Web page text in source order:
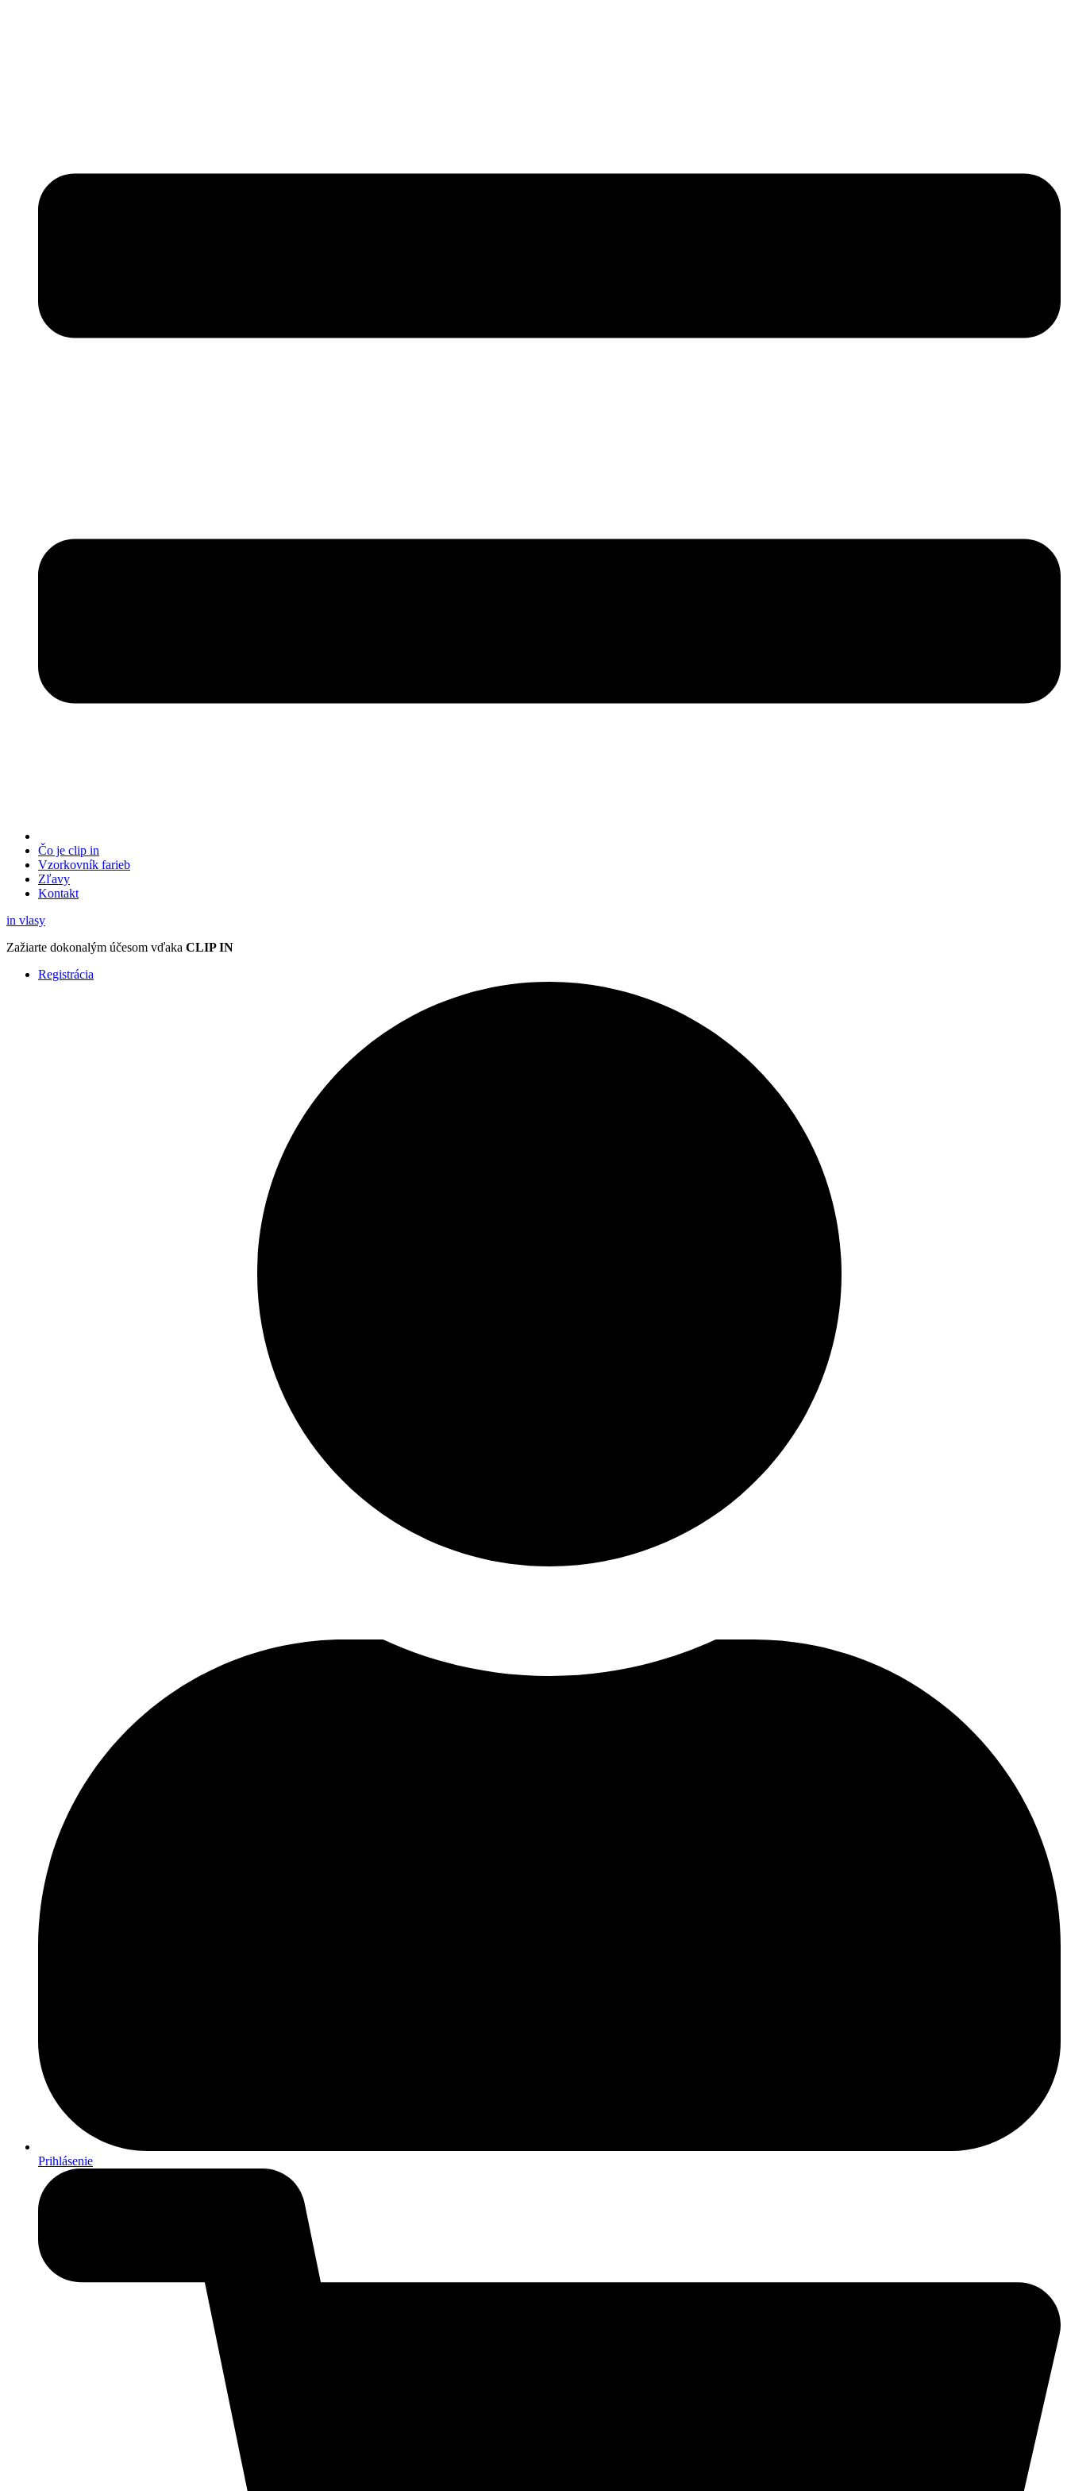
Čo je clip in
Vzorkovník farieb
Zľavy
Kontakt
in vlasy
Zažiarte dokonalým účesom vďaka CLIP IN
Registrácia
Prihlásenie